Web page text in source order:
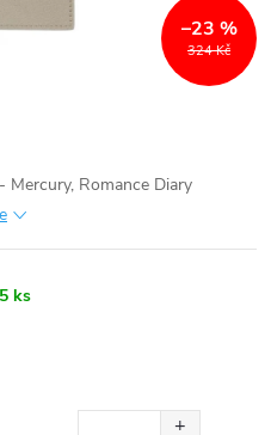
324 Kč
–23 %
Romance Diary
ks